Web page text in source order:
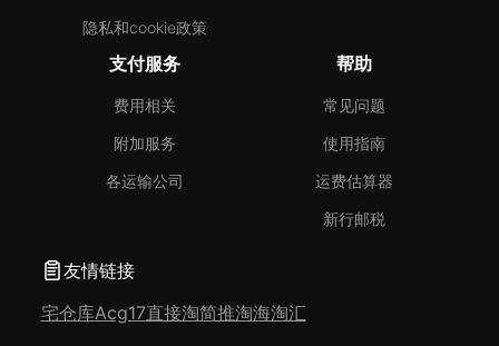
隐私和cookie政策
支付服务
费用相关
附加服务
各运输公司
帮助
常见问题
使用指南
运费估算器
新行邮税
友情链接
宅仓库Acg17直接淘简推淘海淘汇